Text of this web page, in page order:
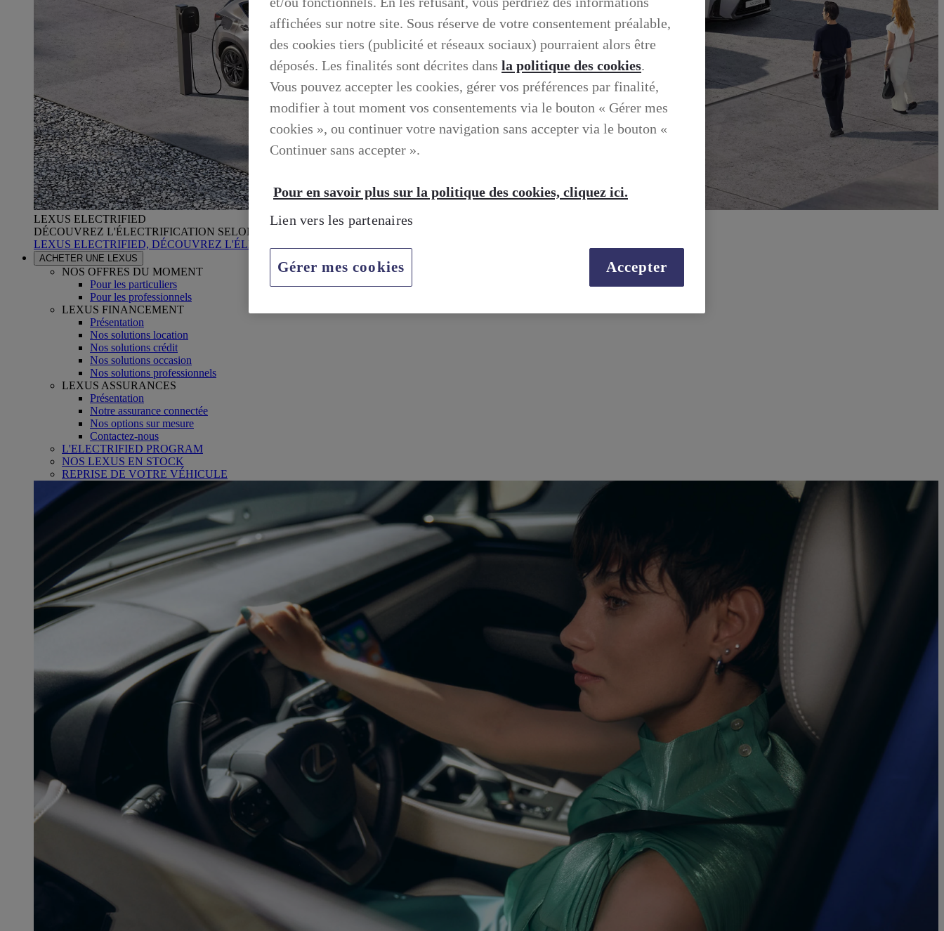
LEXUS ELECTRIFIED
DÉCOUVREZ L'ÉLECTRIFICATION SELON LEXUS
LEXUS ELECTRIFIED, DÉCOUVREZ L'ÉLECTRIFICATION SELON LEXUS
ACHETER UNE LEXUS
NOS OFFRES DU MOMENT
Pour les particuliers
Pour les professionnels
LEXUS FINANCEMENT
Présentation
Nos solutions location
Nos solutions crédit
Nos solutions occasion
Nos solutions professionnels
LEXUS ASSURANCES
Présentation
Notre assurance connectée
Nos options sur mesure
Contactez-nous
L'ELECTRIFIED PROGRAM
NOS LEXUS EN STOCK
REPRISE DE VOTRE VÉHICULE
affichées sur notre site. Sous réserve de votre consentement préalable,
des cookies tiers (publicité et réseaux sociaux) pourraient alors être
déposés. Les finalités sont décrites dans la politique des cookies.
Vous pouvez accepter les cookies, gérer vos préférences par finalité,
modifier à tout moment vos consentements via le bouton « Gérer mes
cookies », ou continuer votre navigation sans accepter via le bouton «
Continuer sans accepter ».
Pour en savoir plus sur la politique des cookies, cliquez ici.
Lien vers les partenaires
Gérer mes cookies Accepter